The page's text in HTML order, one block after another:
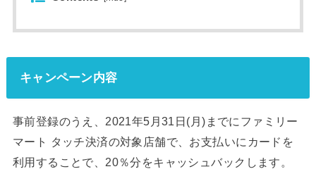
キャンペーン内容
事前登録のうえ、2021年5月31日(月)までにファミリー
マート タッチ決済の対象店舗で、お支払いにカードを
利用することで、20％分をキャッシュバックします。